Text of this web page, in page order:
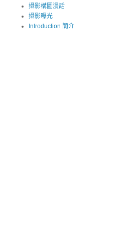
攝影構圖漫話
攝影曝光
Introduction 簡介